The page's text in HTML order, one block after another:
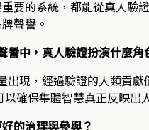
要的系統，都能從真人驗
聲譽。
譽中，真人驗證扮演什麼角
出現，經過驗證的人類貢
以確保集體智慧真正反映出
的治理與參與？